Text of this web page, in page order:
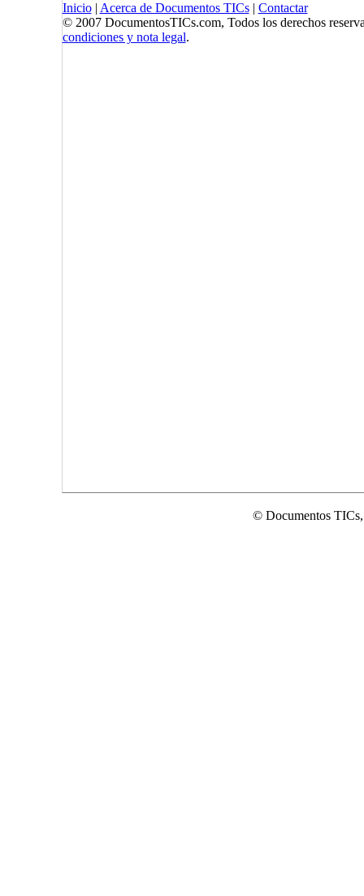
Inicio| Acerca de Documentos TICs| Contactar
© 2007 DocumentosTICs.com, Todos los derechos
condiciones y nota legal.
© Documentos